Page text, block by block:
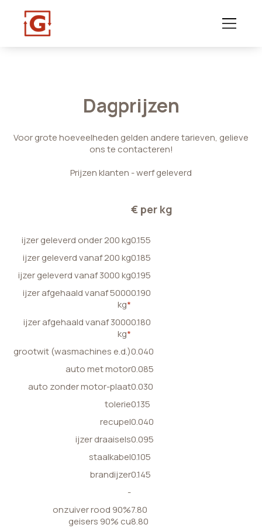
Dagprijzen
Voor grote hoeveelheden gelden andere tarieven, gelieve
ons te contacteren!
Prijzen klanten - werf geleverd
€ per kg
ijzer geleverd onder 200 kg0.155
ijzer geleverd vanaf 200 kg0.185
ijzer geleverd vanaf 3000 kg0.195
ijzer afgehaald vanaf 5000
kg*
0.190
ijzer afgehaald vanaf 3000
kg*
0.180
grootwit (wasmachines e.d.)0.040
auto met motor0.085
auto zonder motor-plaat0.030
tolerie0.135
recupel0.040
ijzer draaisels0.095
staalkabel0.105
brandijzer0.145
-
onzuiver rood 90%
geisers 90% cu
7.80
8.80